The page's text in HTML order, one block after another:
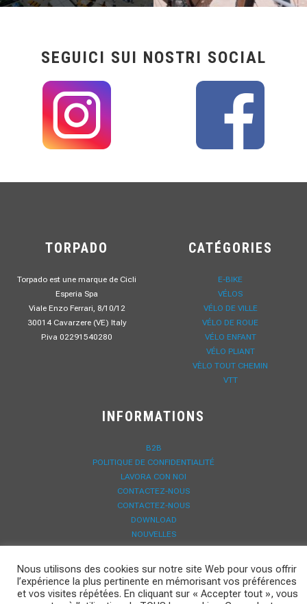
SEGUICI SUI NOSTRI SOCIAL
TORPADO
Torpado est une marque de Cicli
Esperia Spa
Viale Enzo Ferrari, 8/10/12
30014 Cavarzere (VE) Italy
P.iva 02291540280
CATÉGORIES
E-BIKE
VÉLOS
VÉLO DE VILLE
VÉLO DE ROUE
VÉLO ENFANT
VÉLO PLIANT
VÈLO TOUT CHEMIN
VTT
INFORMATIONS
B2B
POLITIQUE DE CONFIDENTIALITÉ
LAVORA CON NOI
CONTACTEZ-NOUS
CONTACTEZ-NOUS
DOWNLOAD
NOUVELLES
ENREGISTREMENT GARANTIE
Nous utilisons des cookies sur notre site Web pour vous offrir
l’expérience la plus pertinente en mémorisant vos préférences
et vos visites répétées. En cliquant sur « Accepter tout », vous